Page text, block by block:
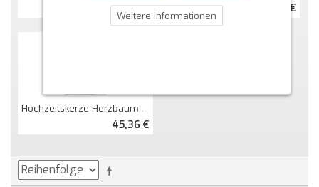
41,36 €
Hochzeitskerze Herzbaum Mit Schmetterlingen Und SP
45,36 €
Weitere Informationen